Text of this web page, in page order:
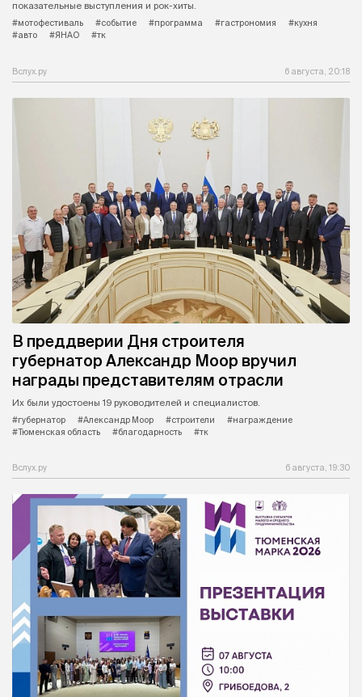
показательные выступления и рок-хиты.
#мотофестиваль
#событие #программа #гастрономия
#кухня
#авто
#ЯНАО #тк
Вслух.ру 6 августа, 20:18
В преддверии Дня строителя
губернатор Александр Моор вручил
награды представителям отрасли
Их были удостоены 19 руководителей и специалистов.
#губернатор
#Александр Моор #строители
#награждение
#Тюменская область
#благодарность #тк
Вслух.ру 6 августа, 19:30